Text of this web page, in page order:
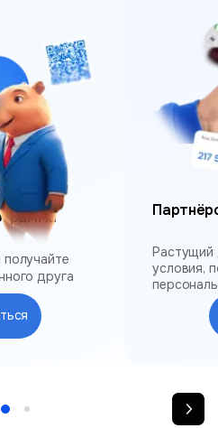
получайте
друга
Растущий
условия,